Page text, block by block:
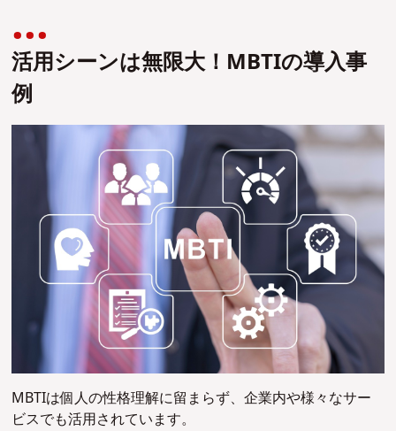
活用シーンは無限大！MBTIの導入事
例
MBTIは個人の性格理解に留まらず、企業内や様々なサー
ビスでも活用されています。